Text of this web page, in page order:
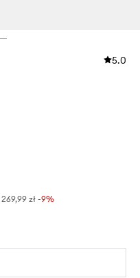
5.0
269,99 zł -9%